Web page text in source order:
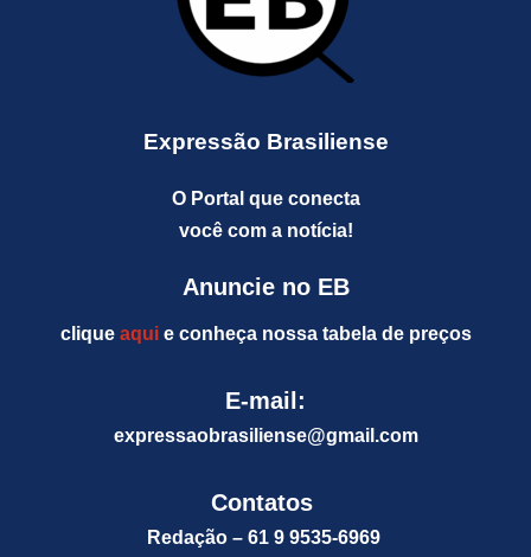
Expressão Brasiliense
O Portal que conecta
você com a notícia!
Anuncie no EB
clique aquie conheça nossa tabela de preços
E-mail:
expressaobrasiliense@gmail.com
Contatos
Redação – 61 9 9535-6969